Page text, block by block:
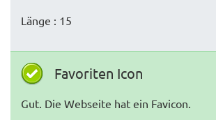
Länge : 15
Favoriten Icon
Gut. Die Webseite hat ein Favicon.